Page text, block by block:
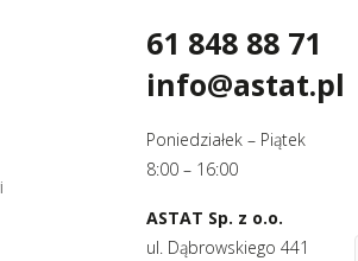
61 848 88 71
info@astat.pl
Poniedziałek – Piątek
8:00 – 16:00
ASTAT Sp. z o.o.
ul. Dąbrowskiego 441